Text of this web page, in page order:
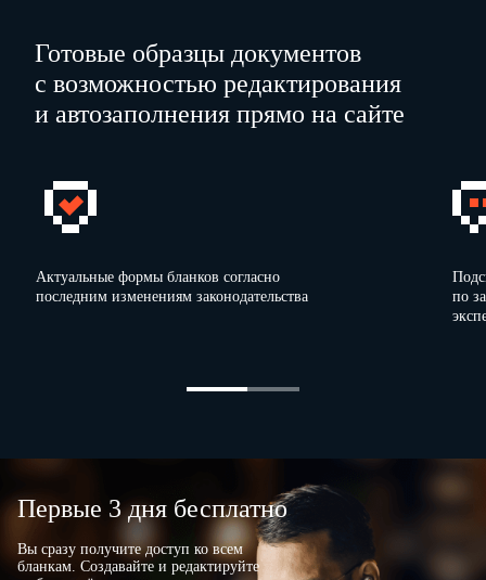
Готовые образцы документов
с возможностью редактирования
и автозаполнения прямо на сайте
Актуальные формы бланков согласно
последним изменениям законодательства
по
Первые 3 дня бесплатно
Вы сразу получите доступ ко всем
бланкам. Создавайте и редактируйте